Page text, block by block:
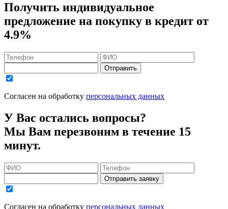
Получить индивидуальное
предложение на покупку в кредит от
4.9%
Отправить
Согласен на обработку персональных данных
У Вас остались вопросы?
Мы Вам перезвоним в течение 15
минут.
Отправить заявку
Согласен на обработку персональных данных